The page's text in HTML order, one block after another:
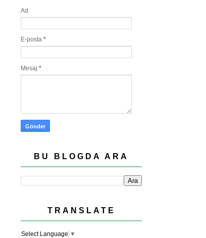
Ad
E-posta *
Mesaj *
BU BLOGDA ARA
TRANSLATE
Select Language ▼